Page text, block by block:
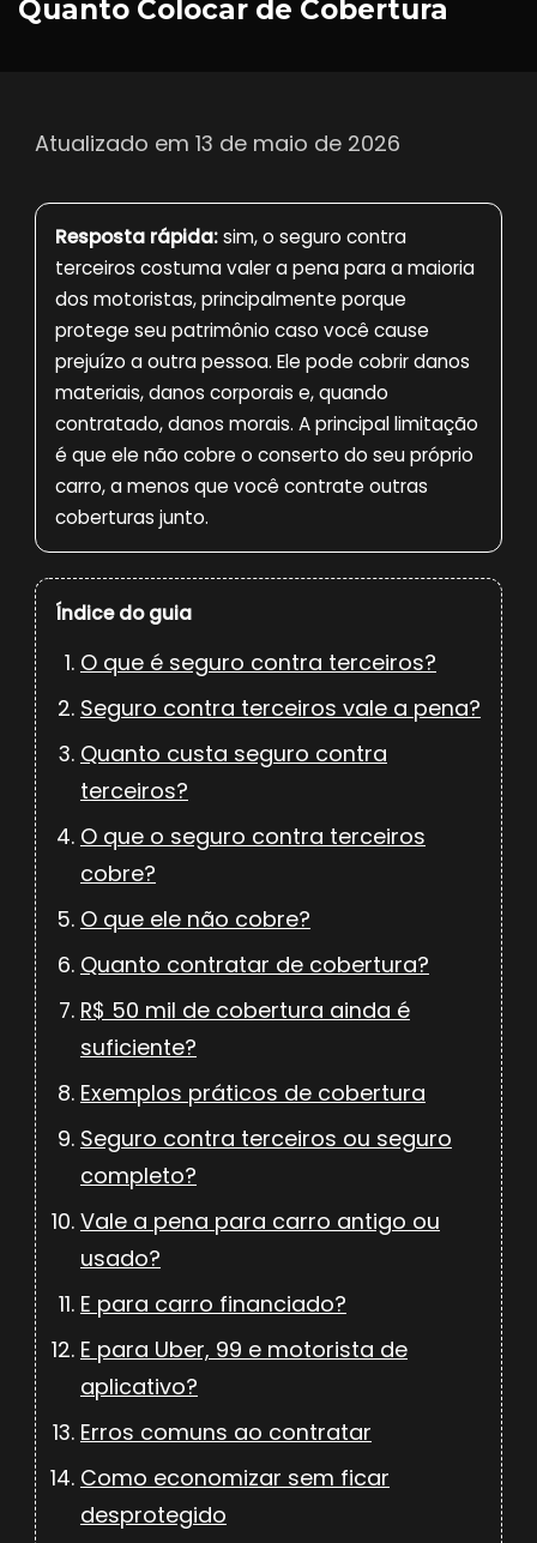
Quanto Colocar de Cobertura
Atualizado em 13 de maio de 2026
Resposta rápida:sim, o seguro contra
terceiros costuma valer a pena para a maioria
dos motoristas, principalmente porque
protege seu patrimônio caso você cause
prejuízo a outra pessoa. Ele pode cobrir danos
materiais, danos corporais e, quando
contratado, danos morais. A principal limitação
é que ele não cobre o conserto do seu próprio
carro, a menos que você contrate outras
coberturas junto.
Índice do guia
O que é seguro contra terceiros?
Seguro contra terceiros vale a pena?
Quanto custa seguro contra
terceiros?
O que o seguro contra terceiros
cobre?
O que ele não cobre?
Quanto contratar de cobertura?
R$ 50 mil de cobertura ainda é
suficiente?
Exemplos práticos de cobertura
Seguro contra terceiros ou seguro
completo?
Vale a pena para carro antigo ou
usado?
E para carro financiado?
E para Uber, 99 e motorista de
aplicativo?
Erros comuns ao contratar
Como economizar sem ficar
desprotegido